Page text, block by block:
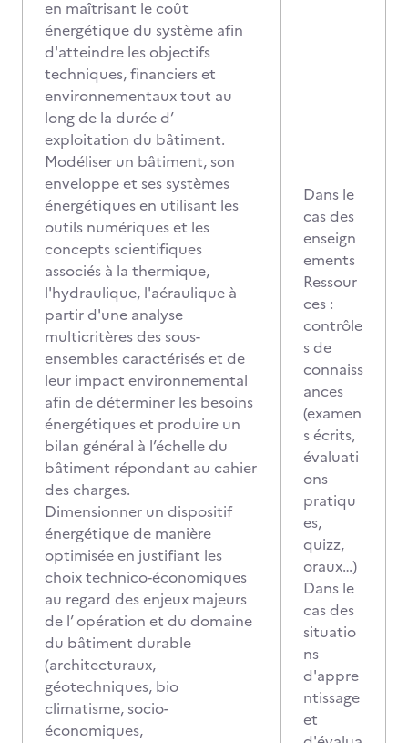
en maîtrisant le coût
énergétique du système afin
d'atteindre les objectifs
techniques, financiers et
environnementaux tout au
long de la durée d’
exploitation du bâtiment.
Modéliser un bâtiment, son
enveloppe et ses systèmes
énergétiques en utilisant les
outils numériques et les
concepts scientifiques
associés à la thermique,
l'hydraulique, l'aéraulique à
partir d'une analyse
multicritères des sous-
ensembles caractérisés et de
leur impact environnemental
afin de déterminer les besoins
énergétiques et produire un
bilan général à l’échelle du
bâtiment répondant au cahier
des charges.
Dimensionner un dispositif
énergétique de manière
optimisée en justifiant les
choix technico-économiques
au regard des enjeux majeurs
de l’ opération et du domaine
du bâtiment durable
(architecturaux,
géotechniques, bio
climatisme, socio-
économiques,
Dans le
cas des
enseign
ements
Ressour
ces :
contrôle
s de
connaiss
ances
(examen
s écrits,
évaluati
ons
pratiqu
es,
quizz,
oraux…)
Dans le
cas des
situatio
ns
d'appre
ntissage
et